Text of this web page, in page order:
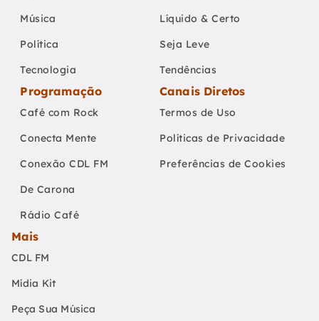
Música
Política
Tecnologia
Líquido & Certo
Seja Leve
Tendências
Programação
Café com Rock
Conecta Mente
Conexão CDL FM
De Carona
Rádio Café
Canais Diretos
Termos de Uso
Políticas de Privacidade
Preferências de Cookies
Mais
CDL FM
Mídia Kit
Peça Sua Música